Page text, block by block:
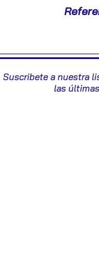
Suscribete a nuestra
las